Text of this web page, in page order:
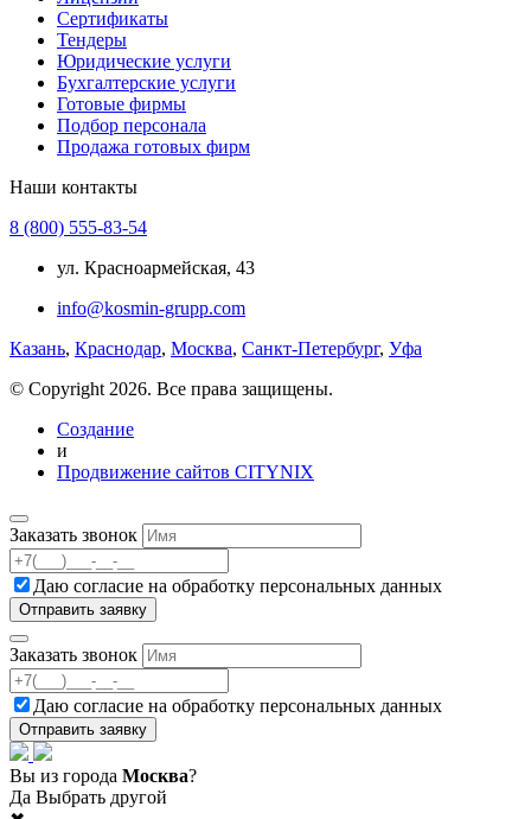
Сертификаты
Тендеры
Юридические услуги
Бухгалтерские услуги
Готовые фирмы
Подбор персонала
Продажа готовых фирм
Наши контакты
8 (800) 555-83-54
ул. Красноармейская, 43
info@kosmin-grupp.com
Казань, Краснодар, Москва, Санкт-Петербург, Уфа
© Copyright 2026. Все права защищены.
Создание
и
Продвижение сайтов CITYNIX
Заказать звонок
Даю согласие на обработку персональных данных
Заказать звонок
Даю согласие на обработку персональных данных
Вы из города Москва?
Да Выбрать другой